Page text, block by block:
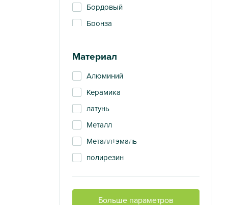
Бордовый
Бронза
Желтый
Жемчужный
Зеленый
Золотистый
золото
золотой
Коричневый
прозрачный
Материал
Алюминий
Керамика
латунь
Металл
Металл+эмаль
полирезин
Больше параметров